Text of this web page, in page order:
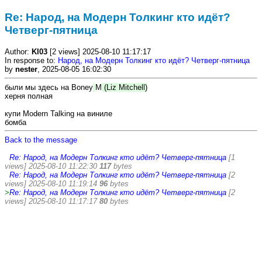
Re: Народ, на Модерн Толкинг кто идёт?
Четверг-пятница
Author: Kl03 [2 views] 2025-08-10 11:17:17
In response to: Народ, на Модерн Толкинг кто идёт? Четверг-пятница
by nester, 2025-08-05 16:02:30
были мы здесь на Boney M (Liz Mitchell)
херня полная
купи Modern Talking на виниле
бомба
Back to the message
Re: Народ, на Модерн Толкинг кто идёт? Четверг-пятница [1
views] 2025-08-10 11:22:30 117bytes
Re: Народ, на Модерн Толкинг кто идёт? Четверг-пятница [2
views] 2025-08-10 11:19:14 96 bytes
>Re: Народ, на Модерн Толкинг кто идёт? Четверг-пятница [2
views] 2025-08-10 11:17:17 80 bytes